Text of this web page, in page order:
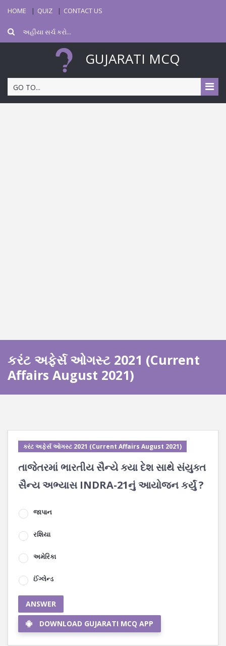
HOME QUIZ CONTACT US
GUJARATI MCQ
GO TO...
કરંટ અફેર્સ ઓગસ્ટ 2021 (Current
Affairs August 2021)
કરંટ અફેર્સ ઓગસ્ટ 2021 (Current Affairs August 2021)
તાજેતરમાં ભારતીય સૈન્યે ક્યા દેશ સાથે સંયુક્ત
સૈન્ય અભ્યાસ INDRA-21નું આયોજન કર્યું ?
જાપાન
રશિયા
અમેરિકા
ઈંગ્લેન્ડ
ANSWER
DOWNLOAD GUJARATI MCQ APP